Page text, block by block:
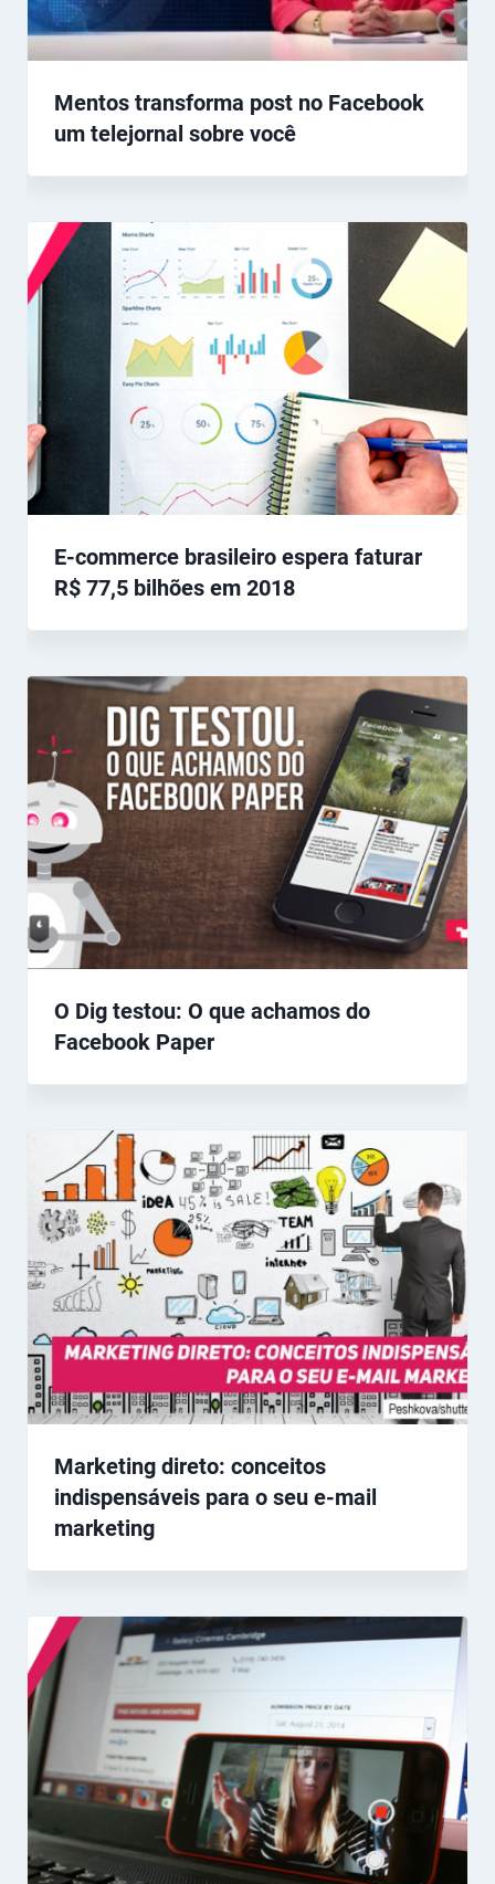
Mentos transforma post no Facebook
um telejornal sobre você
E-commerce brasileiro espera faturar
R$ 77,5 bilhões em 2018
O Dig testou: O que achamos do
Facebook Paper
Marketing direto: conceitos
indispensáveis para o seu e-mail
marketing